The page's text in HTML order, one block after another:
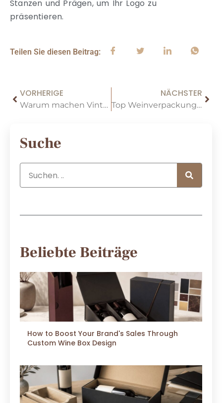
Stanzen und Prägen, um Ihr Logo zu
präsentieren.
Teilen Sie diesen Beitrag:
VORHERIGE
Warum machen Vintage-Fass-Ästhetik ein Comeback in Luxus-Weinverpackungen?
NÄCHSTER
Top Weinverpackungstrends für 2026: Warum Textur und Wiederverwendbarkeit wichtig sind
Suche
Beliebte Beiträge
How to Boost Your Brand's Sales Through
Custom Wine Box Design